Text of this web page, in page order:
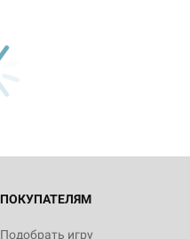
ПОКУПАТЕЛЯМ
Подобрать игру